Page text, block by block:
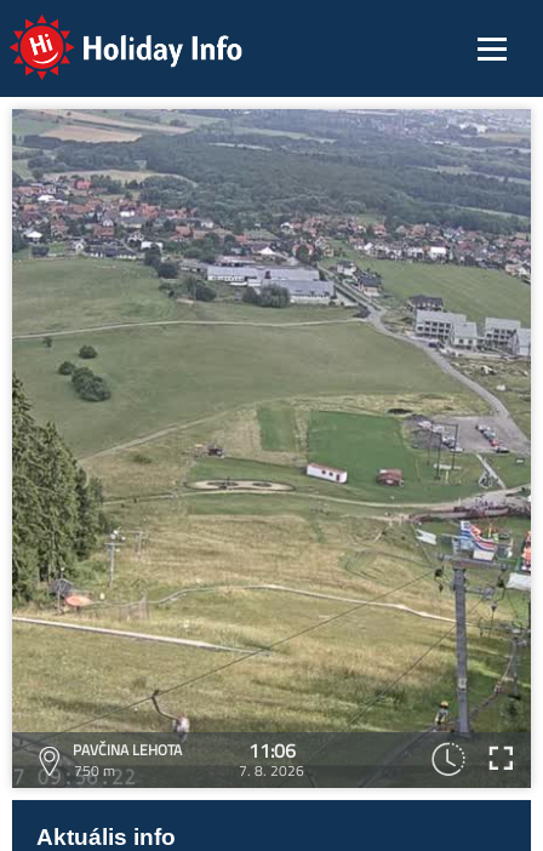
Holiday Info
PAVČINA LEHOTA
750 m
11:06
7. 8. 2026
Aktuális info